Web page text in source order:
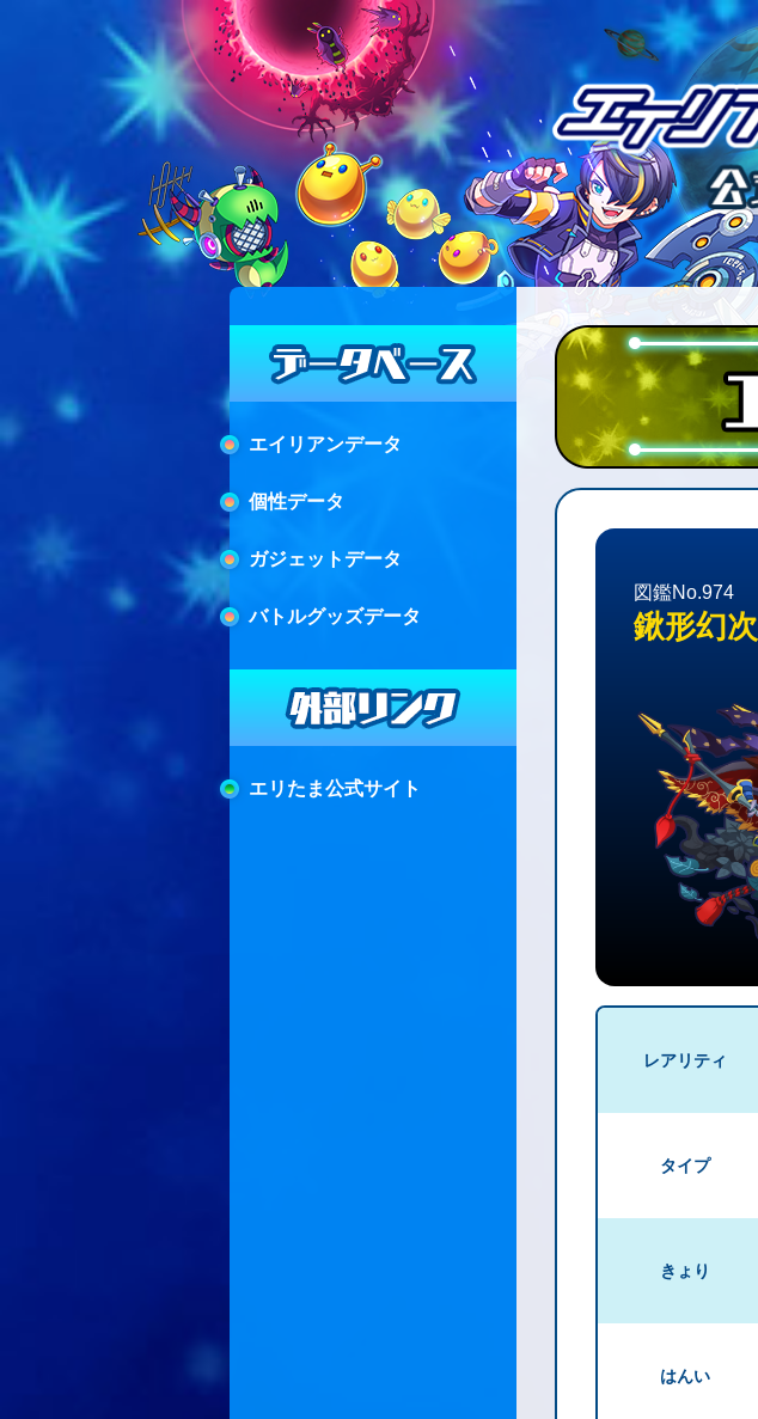
エイリアンデータ
個性データ
ガジェットデータ
バトルグッズデータ
エリたま公式サイト
図鑑No.974
鍬形幻次
レアリティ
タイプ
きょり
はんい